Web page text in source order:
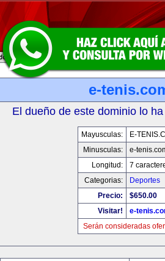
e-
El dueño de este dominio lo
Mayusculas:
E-
Minusculas:
e-
Longitud:
7
Categorias:
Deportes
Precio:
$650.00
Visitar!
e-
Serán consideradas